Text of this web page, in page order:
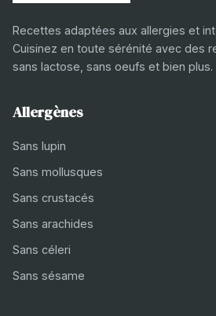
Recettes adaptées aux allergies et
Cuisinez en toute sérénité avec des
sans lactose, sans oeufs et bien plus.
Allergènes
Sans lupin
Sans mollusques
Sans crustacés
Sans arachides
Sans céleri
Sans sésame